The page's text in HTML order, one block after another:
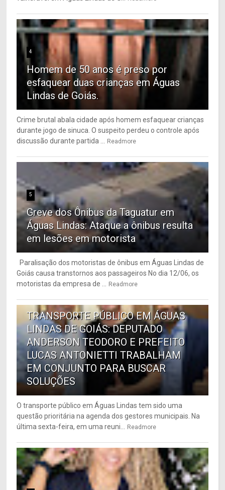
4
Homem de 50 anos é preso por
esfaquear duas crianças em Águas
Lindas de Goiás.
Crime brutal abala cidade após homem esfaquear crianças
durante jogo de sinuca. O suspeito perdeu o controle após
discussão durante partida ... Readmore
5
Greve dos Ônibus da Taguatur em
Águas Lindas: Ataque a ônibus resulta
em lesões em motorista
Paralisação dos motoristas de ônibus em Águas Lindas de
Goiás causa transtornos aos passageiros No dia 12/06, os
motoristas da empresa de ... Readmore
6
TRANSPORTE PÚBLICO EM ÁGUAS
LINDAS DE GOIÁS: DEPUTADO
ANDERSON TEODORO E PREFEITO
LUCAS ANTONIETTI TRABALHAM
EM CONJUNTO PARA BUSCAR
SOLUÇÕES
O transporte público em Águas Lindas tem sido uma
questão prioritária na agenda dos gestores municipais. Na
última sexta-feira, em uma reuni... Readmore